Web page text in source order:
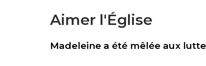
Aimer l'Église
Madeleine a été mêlée aux